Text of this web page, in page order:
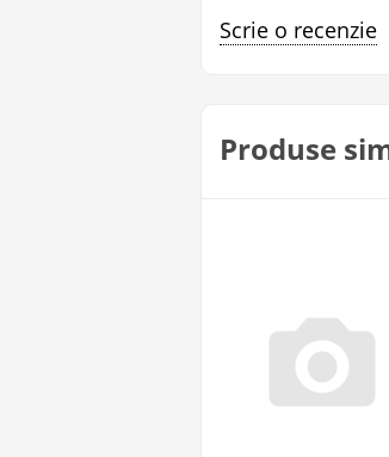
Scrie o recenzie
Produse